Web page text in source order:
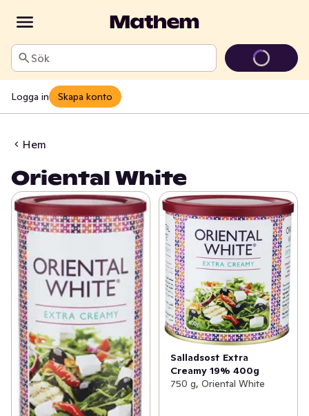
Sök
Logga in Skapa konto
Hem
Oriental White
Salladsost Extra
Creamy 19% 400g
750 g, Oriental White